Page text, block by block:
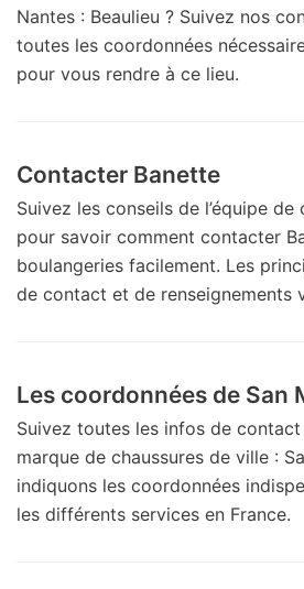
Nantes : Beaulieu ? Suivez nos
toutes les coordonnées
pour vous rendre à ce lieu.
Contacter Banette
Suivez les conseils de l’équipe
pour savoir comment contacter
boulangeries facilement. Les
de contact et de renseignements
Les coordonnées de San
Suivez toutes les infos de
marque de chaussures de ville :
indiquons les coordonnées
les différents services en France.